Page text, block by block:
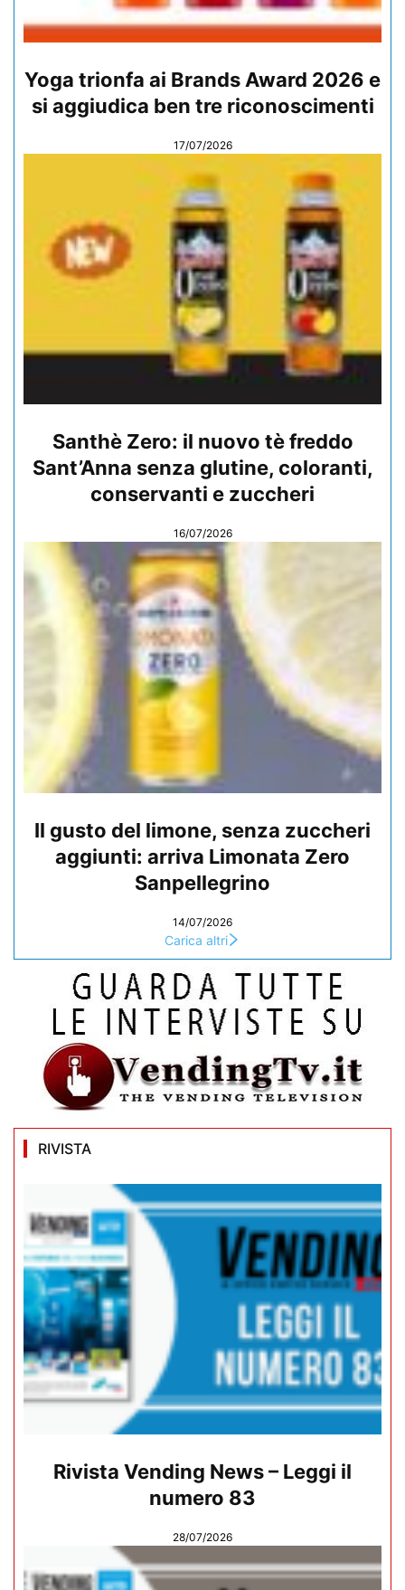
Yoga trionfa ai Brands Award 2026 e
si aggiudica ben tre riconoscimenti
17/07/2026
Santhè Zero: il nuovo tè freddo
Sant’Anna senza glutine, coloranti,
conservanti e zuccheri
16/07/2026
Il gusto del limone, senza zuccheri
aggiunti: arriva Limonata Zero
Sanpellegrino
14/07/2026
Carica altri
RIVISTA
Rivista Vending News – Leggi il
numero 83
28/07/2026